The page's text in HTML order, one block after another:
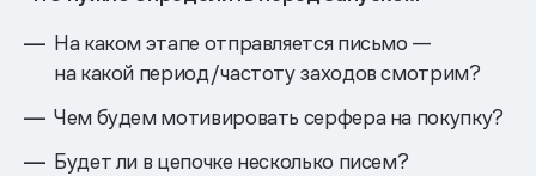
На каком этапе отправляется письмо —
на какой период/частоту заходов смотрим?
Чем будем мотивировать серфера на покупку?
Будет ли в цепочке несколько писем?